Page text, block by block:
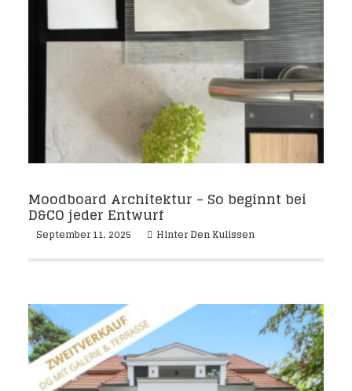
Moodboard Architektur – So beginnt bei
D&CO jeder Entwurf
September 11, 2025 Hinter Den Kulissen